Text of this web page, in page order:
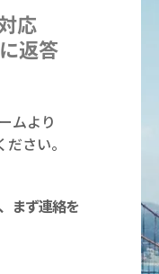
応
に返答
ムより
さい。
まず連絡を